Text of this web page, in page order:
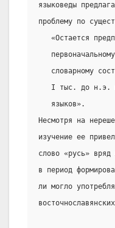
языковеды
проблему по
«Остается
словарному
I тыс. до н.э.
   языков».
Несмотря на
изучение ее
слово «русь» вряд
в период
ли могло